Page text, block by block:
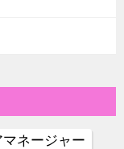
マネージャー